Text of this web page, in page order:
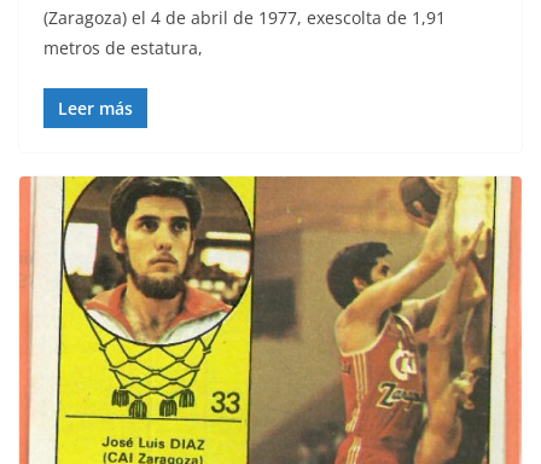
(Zaragoza) el 4 de abril de 1977, exescolta de 1,91
metros de estatura,
Leer más